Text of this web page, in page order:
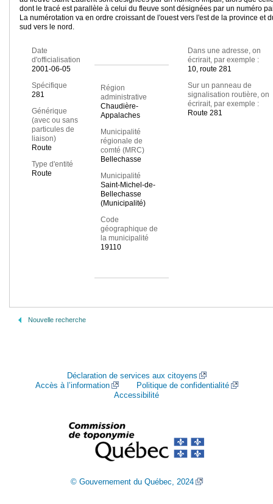
dont le tracé est parallèle à celui du fleuve sont désignées par un numéro
La numérotation va en ordre croissant de l'ouest vers l'est de la province et
sud vers le nord.
Date
d'officialisation
2001-06-05
Spécifique
281
Générique
(avec ou sans
particules de
liaison)
Route
Type d'entité
Route
Région
administrative
Chaudière-
Appalaches
Municipalité
régionale de
comté (MRC)
Bellechasse
Municipalité
Saint-Michel-de-
Bellechasse
(Municipalité)
Code
géographique de
la municipalité
19110
Dans une adresse, on
écrirait, par exemple :
10, route 281
Sur un panneau de
signalisation routière, on
écrirait, par exemple :
Route 281
Nouvelle recherche
Déclaration de services aux citoyens
Accès à l’information
Politique de confidentialité
Accessibilité
© Gouvernement du Québec, 2024